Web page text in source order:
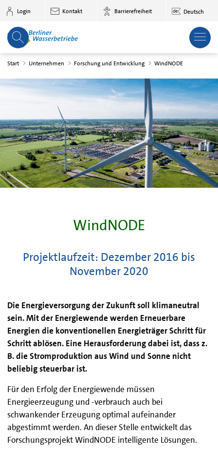
Zum Hauptinhalt springen
Login Kontakt Barrierefreiheit Deutsch
Start Unternehmen Forschung und Entwicklung WindNODE
WindNODE
Projektlaufzeit: Dezember 2016 bis
November 2020
Die Energieversorgung der Zukunft soll klimaneutral
sein. Mit der Energiewende werden Erneuerbare
Energien die konventionellen Energieträger Schritt für
Schritt ablösen. Eine Herausforderung dabei ist, dass z.
B. die Stromproduktion aus Wind und Sonne nicht
beliebig steuerbar ist.
Für den Erfolg der Energiewende müssen
Energieerzeugung und -verbrauch auch bei
schwankender Erzeugung optimal aufeinander
abgestimmt werden. An dieser Stelle entwickelt das
Forschungsprojekt WindNODE intelligente Lösungen.